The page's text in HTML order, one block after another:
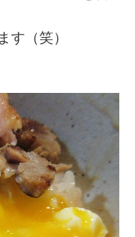
す（笑）